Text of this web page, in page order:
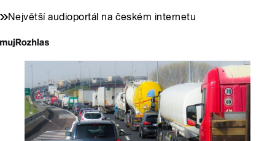
Největší audioportál na českém internetu